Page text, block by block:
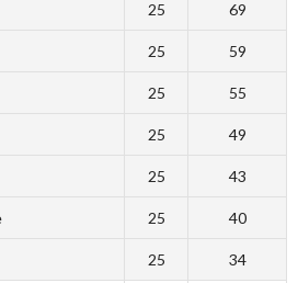
25 69
25 59
25 55
25 49
25 43
25 40
25 34